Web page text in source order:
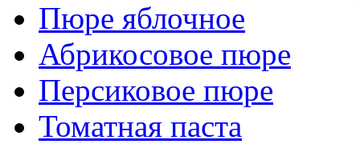
Пюре яблочное
Абрикосовое пюре
Персиковое пюре
Томатная паста